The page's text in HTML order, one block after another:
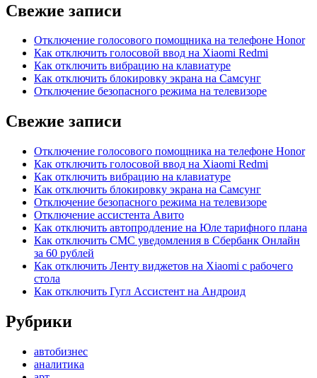
Свежие записи
Отключение голосового помощника на телефоне Honor
Как отключить голосовой ввод на Xiaomi Redmi
Как отключить вибрацию на клавиатуре
Как отключить блокировку экрана на Самсунг
Отключение безопасного режима на телевизоре
Свежие записи
Отключение голосового помощника на телефоне Honor
Как отключить голосовой ввод на Xiaomi Redmi
Как отключить вибрацию на клавиатуре
Как отключить блокировку экрана на Самсунг
Отключение безопасного режима на телевизоре
Отключение ассистента Авито
Как отключить автопродление на Юле тарифного плана
Как отключить СМС уведомления в Сбербанк Онлайн
за 60 рублей
Как отключить Ленту виджетов на Xiaomi с рабочего
стола
Как отключить Гугл Ассистент на Андроид
Рубрики
автобизнес
аналитика